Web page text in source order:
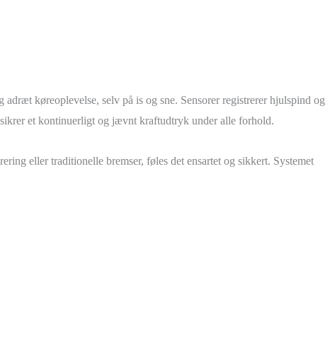
køreoplevelse, selv på is og sne. Sensorer registrerer hjulspind og
et kontinuerligt og jævnt kraftudtryk under alle forhold.
eller traditionelle bremser, føles det ensartet og sikkert. Systemet